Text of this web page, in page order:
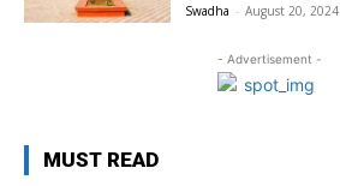
Swadha - August 20, 2024
- Advertisement -
MUST READ